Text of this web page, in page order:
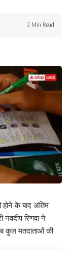
2 Min Read
होने के बाद अंतिम
नवदीप रिणवा ने
कुल मतदाताओं की